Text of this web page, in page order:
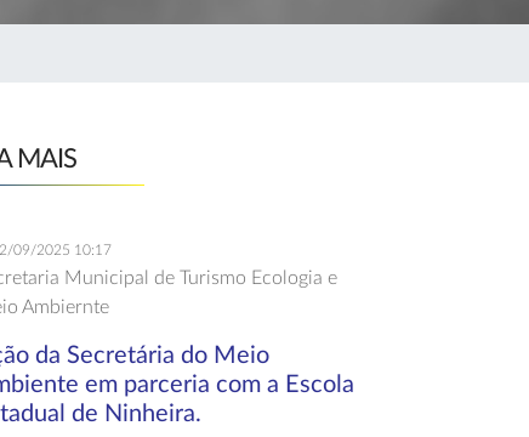
MAIS
09/2025 10:17
Municipal de Turismo Ecologia e
Ambiernte
da Secretária do Meio
em parceria com a Escola
de Ninheira.